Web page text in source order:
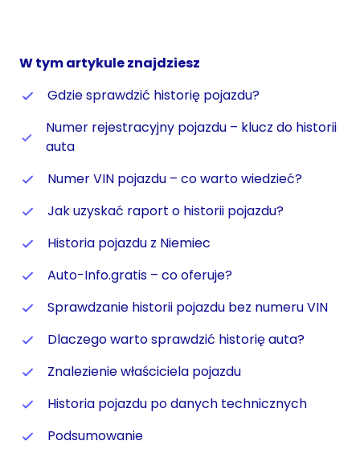
W tym artykule znajdziesz
Gdzie sprawdzić historię pojazdu?
Numer rejestracyjny pojazdu – klucz do historii
auta
Numer VIN pojazdu – co warto wiedzieć?
Jak uzyskać raport o historii pojazdu?
Historia pojazdu z Niemiec
Auto-Info.gratis – co oferuje?
Sprawdzanie historii pojazdu bez numeru VIN
Dlaczego warto sprawdzić historię auta?
Znalezienie właściciela pojazdu
Historia pojazdu po danych technicznych
Podsumowanie